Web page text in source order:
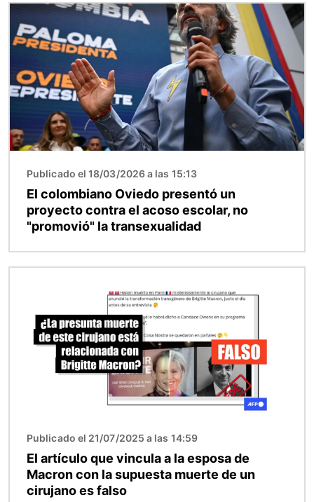
Imagen
Publicado el 18/03/2026 a las 15:13
El colombiano Oviedo presentó un
proyecto contra el acoso escolar, no
"promovió" la transexualidad
Publicado el 21/07/2025 a las 14:59
El artículo que vincula a la esposa de
Macron con la supuesta muerte de un
cirujano es falso